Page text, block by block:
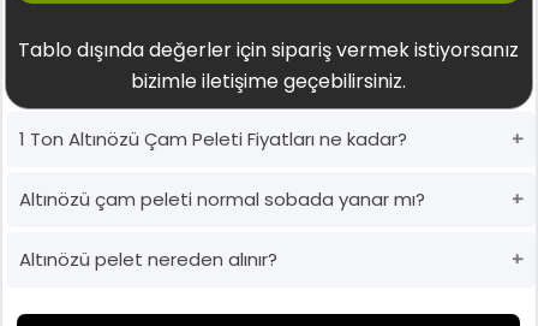
Tablo dışında değerler için sipariş vermek istiyorsanız
bizimle iletişime geçebilirsiniz.
1 Ton Altınözü Çam Peleti Fiyatları ne kadar?
Altınözü çam peleti normal sobada yanar mı?
Altınözü pelet nereden alınır?